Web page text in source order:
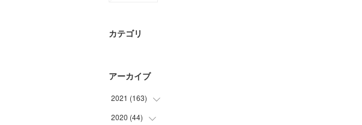
カテゴリ
アーカイブ
2021 (163)
(29
)
2020 (44)